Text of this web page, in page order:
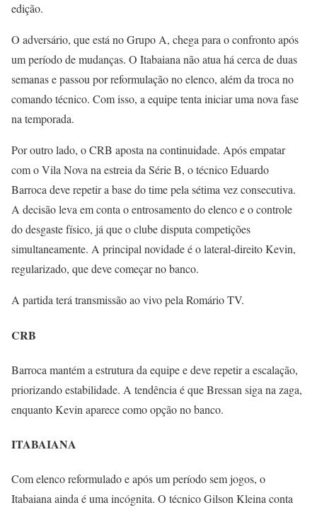
edição.
O adversário, que está no Grupo A, chega para o confronto após
um período de mudanças. O Itabaiana não atua há cerca de duas
semanas e passou por reformulação no elenco, além da troca no
comando técnico. Com isso, a equipe tenta iniciar uma nova fase
na temporada.
Por outro lado, o CRB aposta na continuidade. Após empatar
com o Vila Nova na estreia da Série B, o técnico Eduardo
Barroca deve repetir a base do time pela sétima vez consecutiva.
A decisão leva em conta o entrosamento do elenco e o controle
do desgaste físico, já que o clube disputa competições
simultaneamente. A principal novidade é o lateral-direito Kevin,
regularizado, que deve começar no banco.
A partida terá transmissão ao vivo pela Romário TV.
CRB
Barroca mantém a estrutura da equipe e deve repetir a escalação,
priorizando estabilidade. A tendência é que Bressan siga na zaga,
enquanto Kevin aparece como opção no banco.
ITABAIANA
Com elenco reformulado e após um período sem jogos, o
Itabaiana ainda é uma incógnita. O técnico Gilson Kleina conta